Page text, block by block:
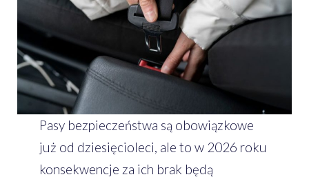
Pasy bezpieczeństwa są obowiązkowe
już od dziesięcioleci, ale to w 2026 roku
konsekwencje za ich brak będą